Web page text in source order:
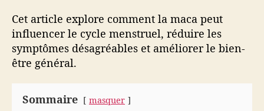
i
é
n
a
Cet article explore comment la maca peut
influencer le cycle menstruel, réduire les
symptômes désagréables et améliorer le bien-
être général.
Sommaire masquer